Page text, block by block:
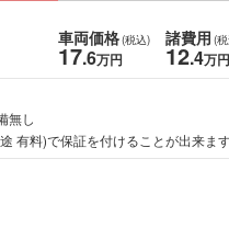
車両価格(税込)
17.6万円
諸費用 (
12.4万円
無し
有料)で保証を付けることが出来ま